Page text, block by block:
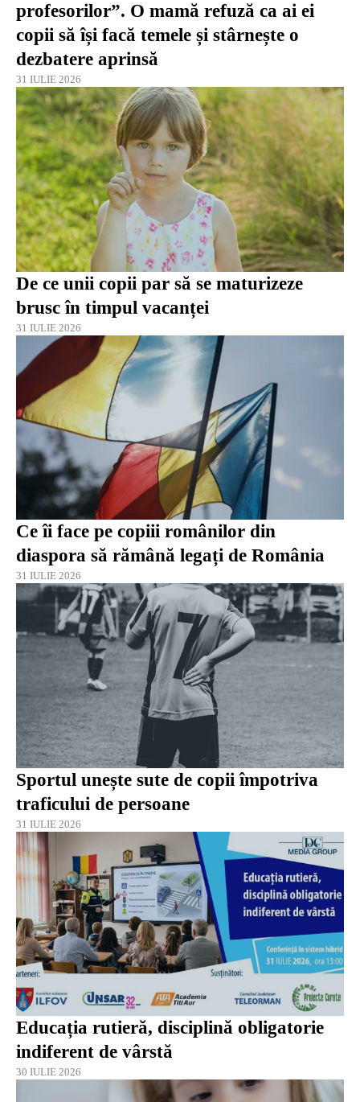
profesorilor”. O mamă refuză ca ai ei
copii să își facă temele și stârnește o
dezbatere aprinsă
31 IULIE 2026
De ce unii copii par să se maturizeze
brusc în timpul vacanței
31 IULIE 2026
Ce îi face pe copiii românilor din
diaspora să rămână legați de România
31 IULIE 2026
Sportul unește sute de copii împotriva
traficului de persoane
31 IULIE 2026
Educația rutieră, disciplină obligatorie
indiferent de vârstă
30 IULIE 2026